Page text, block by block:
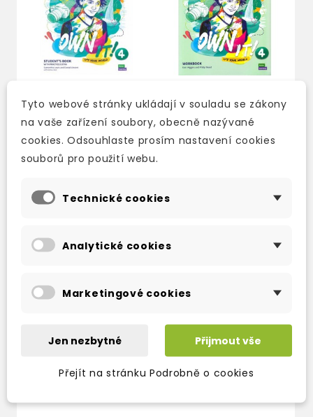
OWN IT! 4
STUDENT'S BOOK
WITH PRACTICE
EXTRA
skladem (ihned
expedujeme)
OWN IT! 4
WORKBOOK +
320 Kč
Tyto webové stránky ukládají v souladu se zákony
na vaše zařízení soubory, obecně nazývané
cookies. Odsouhlaste prosím nastavení cookies
souborů pro použití webu.
Technické cookies
Analytické cookies
Marketingové cookies
Jen nezbytné Přijmout vše
Přejít na stránku Podrobně o cookies